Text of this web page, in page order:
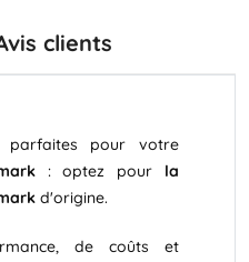
clients
parfaites pour votre
: optez pour la
d'origine.
de coûts et